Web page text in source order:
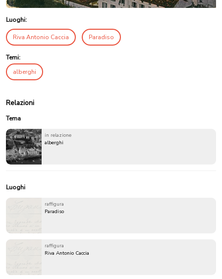
Luoghi:
Riva Antonio Caccia Paradiso
Temi:
alberghi
Relazioni
Tema
in relazione
alberghi
Luoghi
raffigura
Paradiso
raffigura
Riva Antonio Caccia